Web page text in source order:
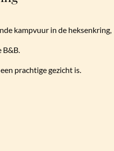
kampvuur in de heksenkring,
prachtige gezicht is.